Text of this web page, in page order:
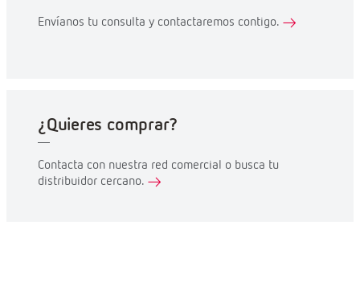
Envíanos tu consulta y contactaremos contigo.
¿Quieres comprar?
Contacta con nuestra red comercial o busca tu
distribuidor cercano.